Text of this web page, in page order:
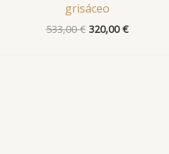
grisáceo
533,00€ 320,00€